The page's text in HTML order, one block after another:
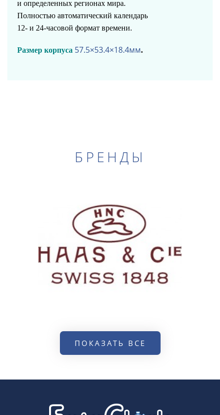
и определенных регионах мира.
Полностью автоматический календарь
12- и 24-часовой формат времени.
Размер корпуса 57.5×53.4×18.4мм.
БРЕНДЫ
ПОКАЗАТЬ ВСЕ